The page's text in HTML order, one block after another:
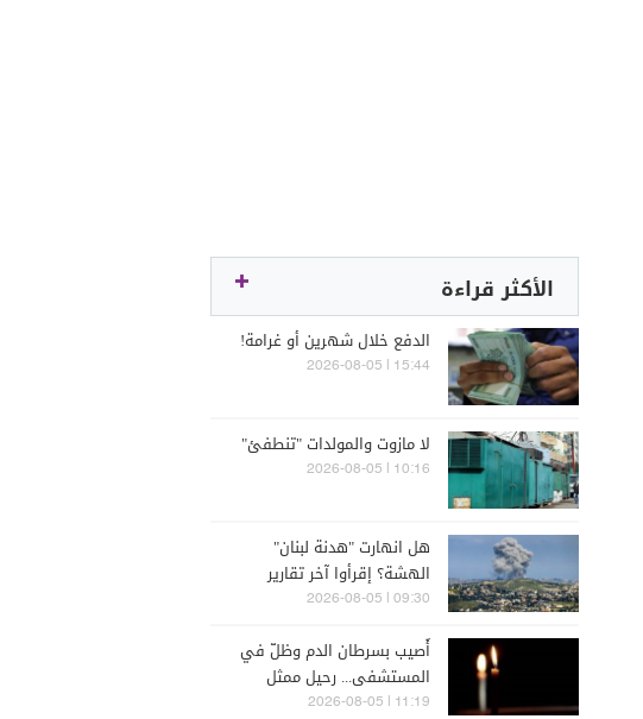
الأكثر قراءة
الدفع خلال شهرين أو غرامة!
15:44 | 2026-08-05
لا مازوت والمولدات "تنطفئ"
10:16 | 2026-08-05
هل انهارت "هدنة لبنان"
الهشة؟ إقرأوا آخر تقارير
إسرائيلية
09:30 | 2026-08-05
أُصيب بسرطان الدم وظلّ في
المستشفى... رحيل ممثل
مُخضرم عن 74 عاماً
11:19 | 2026-08-05